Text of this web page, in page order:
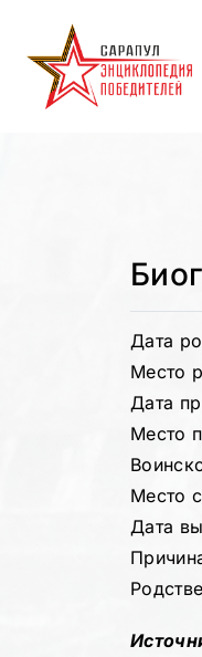
Дата
Место
Дата
Место
Место
Дата